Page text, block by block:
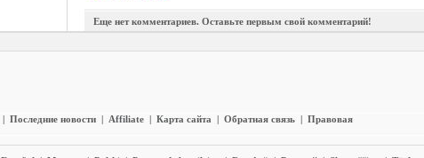
Еще нет комментариев. Оставьте первым свой комментарий!
| Последние новости | Affiliate | Карта сайта | Обратная связь | Правовая